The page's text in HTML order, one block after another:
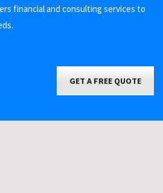
financial and consulting services to
GET A FREE QUOTE